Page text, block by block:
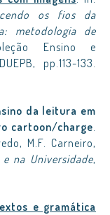
os fios da
metodologia de
Ensino e
pp.113-133.
da leitura em
cartoon/charge.
M.F. Carneiro,
na Universidade,
e gramática